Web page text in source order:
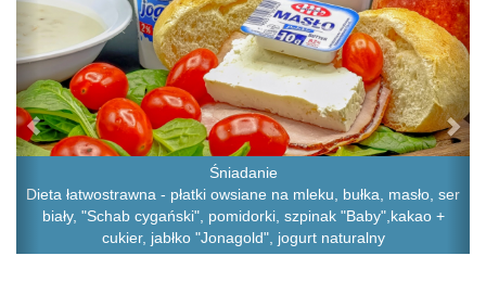
Śniadanie
Dieta łatwostrawna - płatki owsiane na mleku, bułka, masło, ser
biały, "Schab cygański", pomidorki, szpinak "Baby",kakao +
cukier, jabłko "Jonagold", jogurt naturalny